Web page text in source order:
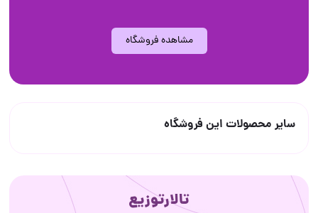
مشاهده فروشگاه
سایر محصولات این فروشگاه
تالارتوزیع